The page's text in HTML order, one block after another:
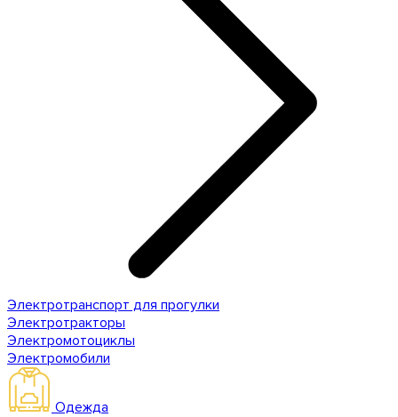
Электротранспорт для прогулки
Электротракторы
Электромотоциклы
Электромобили
Одежда